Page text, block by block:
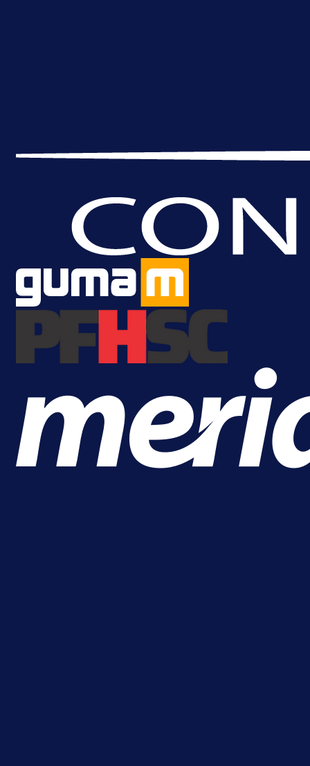
A Selekcija
postati novo pojačanje Hajduka!
1 dan 21 h